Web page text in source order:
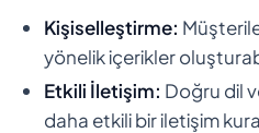
Kişiselleştirme:
yönelik içerikler
Etkili İletişim: Doğru dil
daha etkili bir iletişim